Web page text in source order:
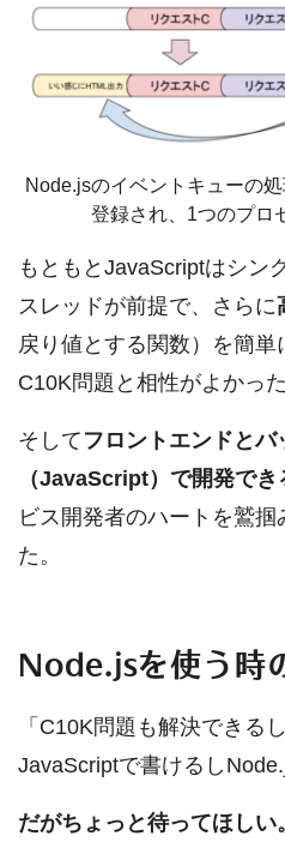
Node.jsのイベントキューの
登録され、1つのプロ
もともとJavaScriptはシン
スレッドが前提で、さらに
戻り値とする関数）を簡
C10K問題と相性がよかっ
そして フロントエンドと
（JavaScript）で開発でき
ビス開発者のハートを鷲
た。
Node.jsを使う時
「C10K問題も解決できる
JavaScriptで書けるし
だがちょっと待ってほしい。